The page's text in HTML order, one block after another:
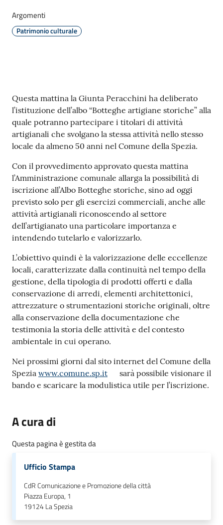
t
i
f
i
c
a
t
i
A
n
a
g
r
f
i
c
i
o
n
l
i
n
e
A
N
R
Tutti
gli
argomenti...
Seguici
Argomenti
Patrimonio culturale
Contenuto
Questa mattina la Giunta Peracchini ha deliberato
l’istituzione dell’albo “Botteghe artigiane storiche” alla
quale potranno partecipare i titolari di attività
artigianali che svolgano la stessa attività nello stesso
locale da almeno 50 anni nel Comune della Spezia.
Con il provvedimento approvato questa mattina
l’Amministrazione comunale allarga la possibilità di
iscrizione all’Albo Botteghe storiche, sino ad oggi
previsto solo per gli esercizi commerciali, anche alle
attività artigianali riconoscendo al settore
dell’artigianato una particolare importanza e
intendendo tutelarlo e valorizzarlo.
L’obiettivo quindi è la valorizzazione delle eccellenze
locali, caratterizzate dalla continuità nel tempo della
gestione, della tipologia di prodotti offerti e dalla
conservazione di arredi, elementi architettonici,
attrezzature o strumentazioni storiche originali, oltre
alla conservazione della documentazione che
testimonia la storia delle attività e del contesto
ambientale in cui operano.
Nei prossimi giorni dal sito internet del Comune della
Spezia www.comune.sp.it
sarà possibile visionare il
bando e scaricare la modulistica utile per l’iscrizione.
A cura di
Questa pagina è gestita da
Ufficio Stampa
CdR Comunicazione e Promozione della città
Piazza Europa, 1
19124La Spezia